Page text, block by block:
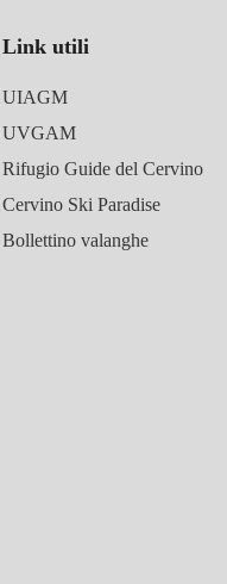
Link utili
UIAGM
UVGAM
Rifugio Guide del Cervino
Cervino Ski Paradise
Bollettino valanghe